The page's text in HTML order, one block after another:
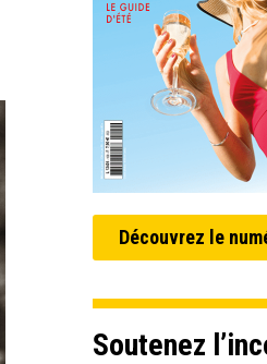
Découvrez le
Soutenez